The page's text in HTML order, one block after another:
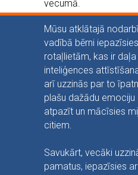
vecumā.
Mūsu atklātajā
vadībā bērni
rotaļlietām, kas ir
inteliģences
arī uzzinās par to
plašu dažādu emociju
atpazīt un mācīsies
citiem.
Savukārt, vecāki
pamatus, iepazīsies